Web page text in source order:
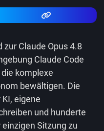
Claude Opus 4.8
Claude Code
komplexe
bewältigen. Die
eigene
und hunderte
Sitzung zu